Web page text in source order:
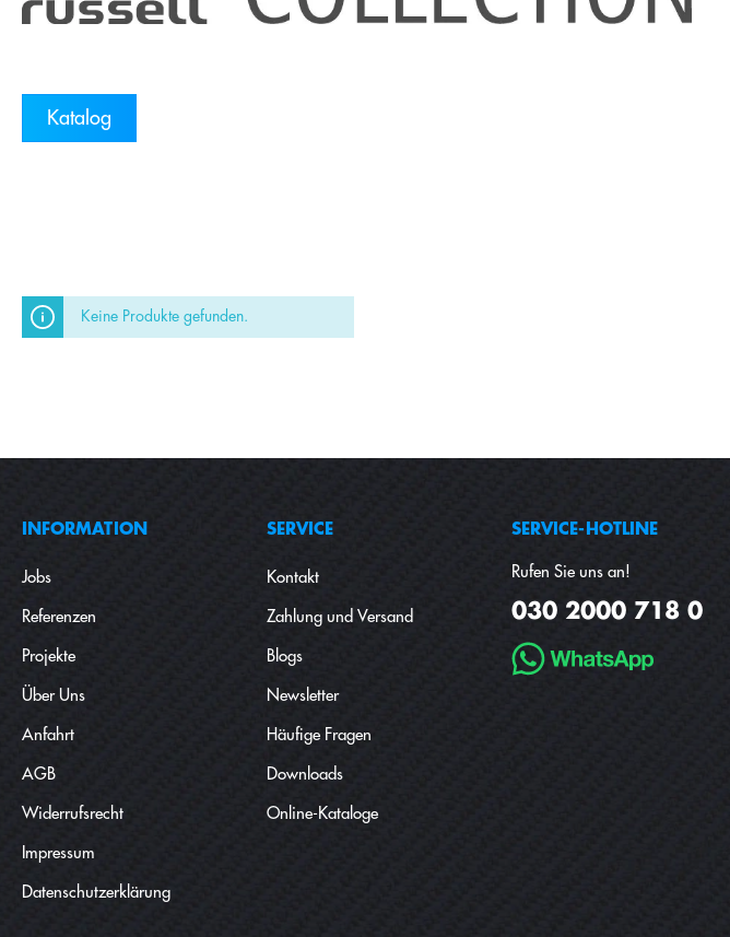
Katalog
Keine Produkte gefunden.
INFORMATION
Jobs
Referenzen
Projekte
Über Uns
Anfahrt
AGB
Widerrufsrecht
Impressum
Datenschutzerklärung
SERVICE
Kontakt
Zahlung und Versand
Blogs
Newsletter
Häufige Fragen
Downloads
Online-Kataloge
SERVICE-HOTLINE
Rufen Sie uns an!
030 2000 718 0